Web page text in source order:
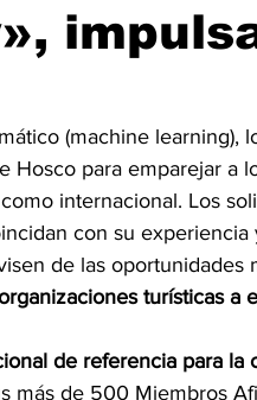
(machine learning),
Hosco para emparejar a
internacional. Los
con su experiencia
de las oportunidades
turísticas a
de referencia para la
más de 500 Miembros